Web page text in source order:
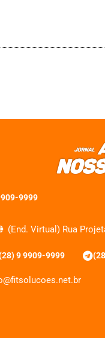
9999
(End. Virtual) Rua
9 9909-9999